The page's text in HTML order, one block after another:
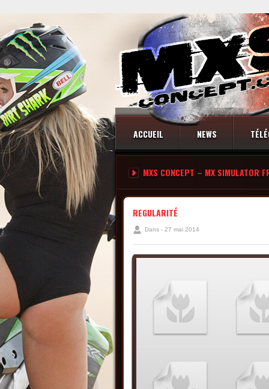
ACCUEIL NEWS
CONTACT
MXS CONCEPT – MX SIMULATOR
REGULARITÉ
Dans - 27 mai 2014